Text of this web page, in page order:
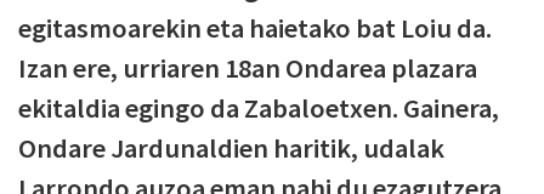
egitasmoarekin eta haietako bat Loiu da.
Izan ere, urriaren 18an Ondarea plazara
ekitaldia egingo da Zabaloetxen. Gainera,
Ondare Jardunaldien haritik, udalak